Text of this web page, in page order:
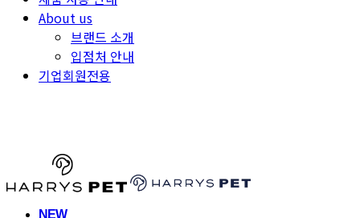
About us
브랜드 소개
입점처 안내
기업회원전용
NEW